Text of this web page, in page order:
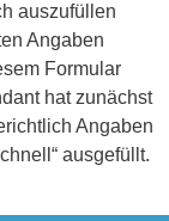
auszufüllen
Angaben
Formular
hat zunächst
Angaben
ausgefüllt.